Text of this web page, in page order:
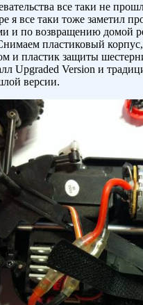
все таки не
я все таки тоже заметил
и по возвращению домой
пластиковый
и пластик защиты
Upgraded Version и
версии.